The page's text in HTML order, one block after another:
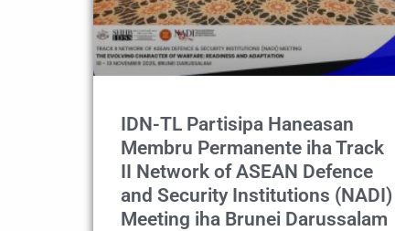
IDN-TL Partisipa Haneasan
Membru Permanente iha Track
II Network of ASEAN Defence
and Security Institutions (NADI)
Meeting iha Brunei Darussalam